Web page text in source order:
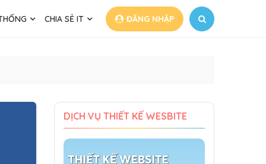
CHIA SẺ IT ĐĂNG NHẬP
DỊCH VỤ THIẾT KẾ WESBITE